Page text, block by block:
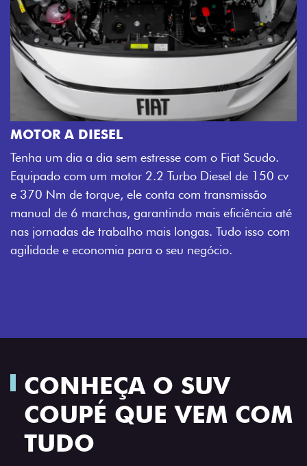
MOTOR A DIESEL
Tenha um dia a dia sem estresse com o Fiat Scudo.
Equipado com um motor 2.2 Turbo Diesel de 150 cv
e 370 Nm de torque, ele conta com transmissão
manual de 6 marchas, garantindo mais eficiência até
nas jornadas de trabalho mais longas. Tudo isso com
agilidade e economia para o seu negócio.
CONHEÇA O SUV
COUPÉ QUE VEM COM
TUDO